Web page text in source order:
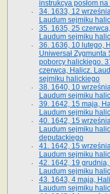
instrukcya posłom
34. 1633, 12
Laudum sejmiku
35. 1635, 25
Laudum sejmiku
36. 1636, 10 lutego,
Uniwersał Zygmunta
poborcy halickiego.
czerwca, Halicz.
sejmiku halickiego
38. 1640, 10
Laudum sejmiku
39. 1642, 15 maja,
Laudum sejmiku
40. 1642, 15
Laudum sejmiku
deputackiego
41. 1642, 15
Laudum sejmiku
42. 1642, 19
Laudum sejmiku
43. 1643, 4 maja,
Laudum sejmiku